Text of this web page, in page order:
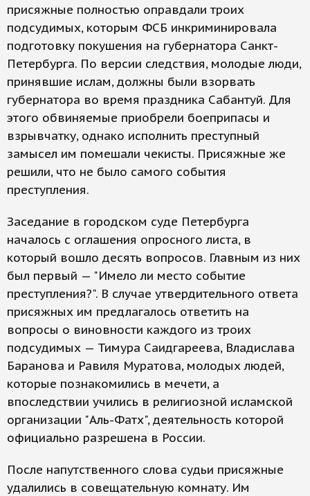
присяжные полностью оправдали троих
подсудимых, которым ФСБ инкриминировала
подготовку покушения на губернатора Санкт-
Петербурга. По версии следствия, молодые люди,
принявшие ислам, должны были взорвать
губернатора во время праздника Сабантуй. Для
этого обвиняемые приобрели боеприпасы и
взрывчатку, однако исполнить преступный
замысел им помешали чекисты. Присяжные же
решили, что не было самого события
преступления.
Заседание в городском суде Петербурга
началось с оглашения опросного листа, в
который вошло десять вопросов. Главным из них
был первый — "Имело ли место событие
преступления?". В случае утвердительного ответа
присяжных им предлагалось ответить на
вопросы о виновности каждого из троих
подсудимых — Тимура Саидгареева, Владислава
Баранова и Равиля Муратова, молодых людей,
которые познакомились в мечети, а
впоследствии учились в религиозной исламской
организации "Аль-Фатх", деятельность которой
официально разрешена в России.
После напутственного слова судьи присяжные
удалились в совещательную комнату. Им